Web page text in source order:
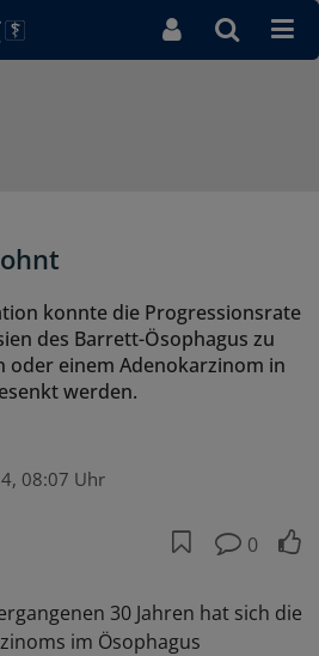
konnte die Progressionsrate
des Barrett-Ösophagus zu
oder einem Adenokarzinom in
werden.
08:07 Uhr
0
30 Jahren hat sich die
im Ösophagus